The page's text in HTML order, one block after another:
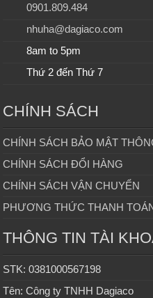
0901.809.484
nhuha@dagiaco.com
8am to 5pm
Thứ 2 đến Thứ 7
CHÍNH SÁCH
CHÍNH SÁCH BẢO MẬT
CHÍNH SÁCH ĐỔI HÀNG
CHÍNH SÁCH VẬN CHUYỂN
PHƯƠNG THỨC THANH
THÔNG TIN TÀI
STK: 0381000567198
Tên: Công ty TNHH Dagiaco